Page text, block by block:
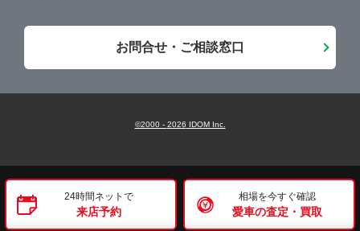
24時間ネットで
来店予約
相場を今すぐ確認
愛車の査定・買取
会社案内
お問合せ・ご相談窓口
©2000 - 2026 IDOM Inc.